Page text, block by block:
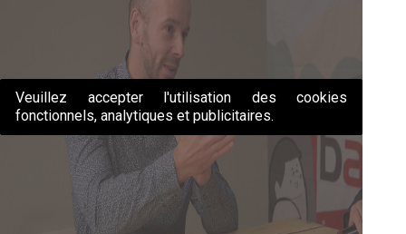
Veuillez accepter l'utilisation des cookies
fonctionnels, analytiques et publicitaires.